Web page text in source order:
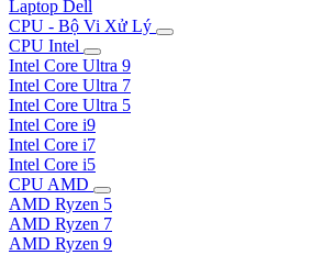
Laptop Dell
CPU - Bộ Vi Xử Lý
CPU Intel
Intel Core Ultra 9
Intel Core Ultra 7
Intel Core Ultra 5
Intel Core i9
Intel Core i7
Intel Core i5
CPU AMD
AMD Ryzen 5
AMD Ryzen 7
AMD Ryzen 9